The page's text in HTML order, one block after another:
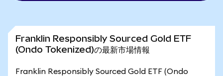
Franklin Responsibly Sourced Gold ETF
(Ondo Tokenized)の最新市場情報
Franklin Responsibly Sourced Gold ETF (Ondo